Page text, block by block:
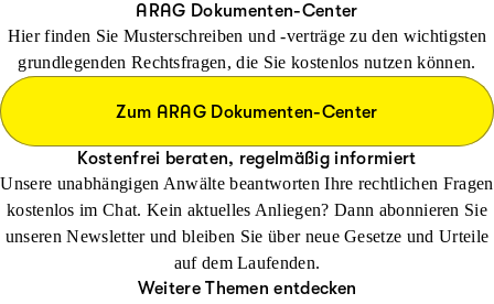
ARAG Dokumenten-Center
Hier finden Sie Musterschreiben und -verträge zu den wichtigsten
grundlegenden Rechtsfragen, die Sie kostenlos nutzen können.
Zum ARAG Dokumenten-Center
Kostenfrei beraten, regelmäßig informiert
Unsere unabhängigen Anwälte beantworten Ihre rechtlichen Fragen
kostenlos im Chat. Kein aktuelles Anliegen? Dann abonnieren Sie
unseren Newsletter und bleiben Sie über neue Gesetze und Urteile
auf dem Laufenden.
Weitere Themen entdecken